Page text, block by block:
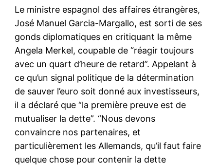
Le ministre espagnol des affaires étrangères,
José Manuel Garcia-Margallo, est sorti de ses
gonds diplomatiques en critiquant la même
Angela Merkel, coupable de “réagir toujours
avec un quart d’heure de retard”. Appelant à
ce qu’un signal politique de la détermination
de sauver l’euro soit donné aux investisseurs,
il a déclaré que “la première preuve est de
mutualiser la dette”. “Nous devons
convaincre nos partenaires, et
particulièrement les Allemands, qu’il faut faire
quelque chose pour contenir la dette